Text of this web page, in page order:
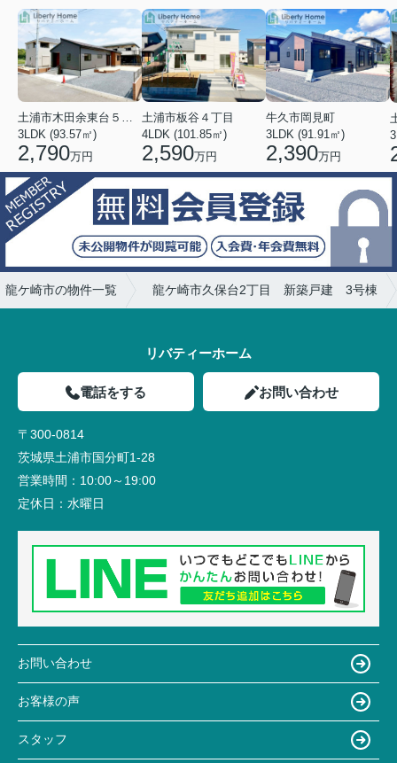
土浦市木田余東台５丁目
3LDK (93.57㎡)
2,790万円
土浦市板谷４丁目
4LDK (101.85㎡)
2,590万円
牛久市岡見町
3LDK (91.91㎡)
2,390万円
龍ケ崎市の物件一覧 龍ケ崎市久保台2丁目 新築戸建 3号棟
リバティーホーム
電話をする お問い合わせ
〒300-0814
茨城県土浦市国分町1-28
営業時間： 10:00～19:00
定休日： 水曜日
お問い合わせ
お客様の声
スタッフ